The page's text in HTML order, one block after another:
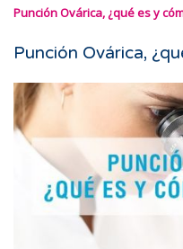
Punción Ovárica, ¿qué es y
Punción Ovárica,